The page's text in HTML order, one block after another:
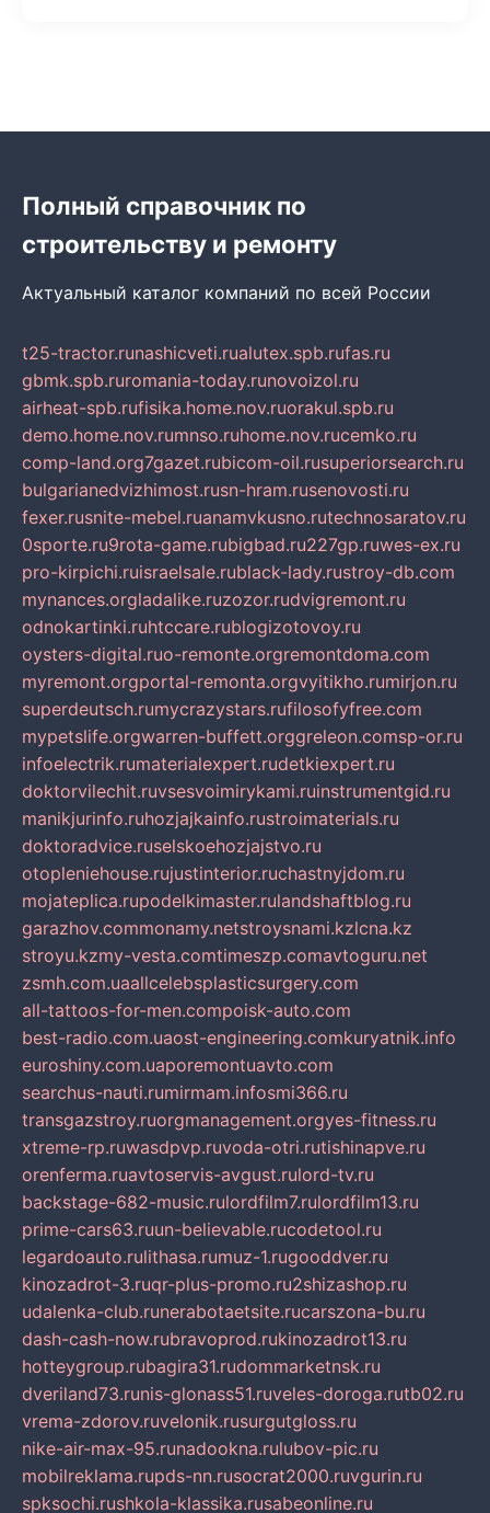
Полный справочник по
строительству и ремонту
Актуальный каталог компаний по всей России
t25-tractor.runashicveti.rualutex.spb.rufas.ru
gbmk.spb.ruromania-today.runovoizol.ru
airheat-spb.rufisika.home.nov.ruorakul.spb.ru
demo.home.nov.rumnso.ruhome.nov.rucemko.ru
comp-land.org7gazet.rubicom-oil.rusuperiorsearch.ru
bulgarianedvizhimost.rusn-hram.rusenovosti.ru
fexer.rusnite-mebel.ruanamvkusno.rutechnosaratov.ru
0sporte.ru9rota-game.rubigbad.ru227gp.ruwes-ex.ru
pro-kirpichi.ruisraelsale.rublack-lady.rustroy-db.com
mynances.orgladalike.ruzozor.rudvigremont.ru
odnokartinki.ruhtccare.rublogizotovoy.ru
oysters-digital.ruo-remonte.orgremontdoma.com
myremont.orgportal-remonta.orgvyitikho.rumirjon.ru
superdeutsch.rumycrazystars.rufilosofyfree.com
mypetslife.orgwarren-buffett.orggreleon.comsp-or.ru
infoelectrik.rumaterialexpert.rudetkiexpert.ru
doktorvilechit.ruvsesvoimirykami.ruinstrumentgid.ru
manikjurinfo.ruhozjajkainfo.rustroimaterials.ru
doktoradvice.ruselskoehozjajstvo.ru
otopleniehouse.rujustinterior.ruchastnyjdom.ru
mojateplica.rupodelkimaster.rulandshaftblog.ru
garazhov.commonamy.netstroysnami.kzlcna.kz
stroyu.kzmy-vesta.comtimeszp.comavtoguru.net
zsmh.com.uaallcelebsplasticsurgery.com
all-tattoos-for-men.compoisk-auto.com
best-radio.com.uaost-engineering.comkuryatnik.info
euroshiny.com.uaporemontuavto.com
searchus-nauti.rumirmam.infosmi366.ru
transgazstroy.ruorgmanagement.orgyes-fitness.ru
xtreme-rp.ruwasdpvp.ruvoda-otri.rutishinapve.ru
orenferma.ruavtoservis-avgust.rulord-tv.ru
backstage-682-music.rulordfilm7.rulordfilm13.ru
prime-cars63.ruun-believable.rucodetool.ru
legardoauto.rulithasa.rumuz-1.rugooddver.ru
kinozadrot-3.ruqr-plus-promo.ru2shizashop.ru
udalenka-club.runerabotaetsite.rucarszona-bu.ru
dash-cash-now.rubravoprod.rukinozadrot13.ru
hotteygroup.rubagira31.rudommarketnsk.ru
dveriland73.runis-glonass51.ruveles-doroga.rutb02.ru
vrema-zdorov.ruvelonik.rusurgutgloss.ru
nike-air-max-95.runadookna.rulubov-pic.ru
mobilreklama.rupds-nn.rusocrat2000.ruvgurin.ru
spksochi.rushkola-klassika.rusabeonline.ru